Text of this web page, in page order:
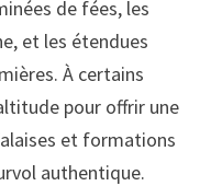
de fées, les
et les étendues
À certains
pour offrir une
et formations
authentique.